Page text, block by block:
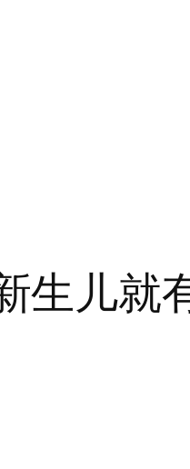
生儿就